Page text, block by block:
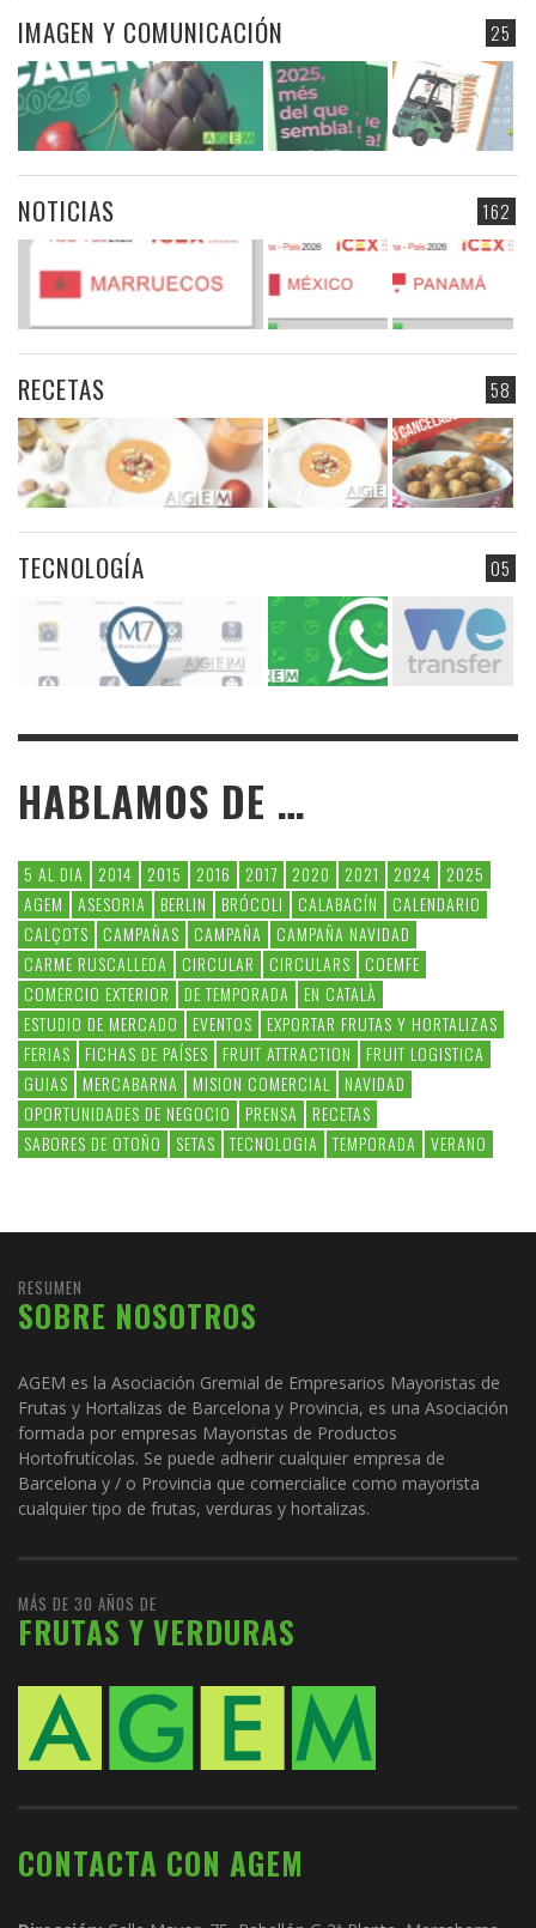
25
IMAGEN Y COMUNICACIÓN
162
NOTICIAS
58
RECETAS
05
TECNOLOGÍA
HABLAMOS DE …
5 AL DIA 2014 2015 2016 2017 2020 2021 2024
2025
AGEM
ASESORIA BERLIN BRÓCOLI CALABACÍN
CALENDARIO
CALÇOTS
CAMPAÑAS CAMPAÑA
CAMPAÑA NAVIDAD
CARME RUSCALLEDA
CIRCULAR CIRCULARS
COEMFE
COMERCIO EXTERIOR
DE TEMPORADA
EN CATALÀ
ESTUDIO DE MERCADO
EVENTOS
EXPORTAR FRUTAS Y HORTALIZAS
FERIAS
FICHAS DE PAÍSES FRUIT ATTRACTION
FRUIT LOGISTICA
GUIAS
MERCABARNA MISION COMERCIAL
NAVIDAD
OPORTUNIDADES DE NEGOCIO
PRENSA
RECETAS
SABORES DE OTOÑO
SETAS TECNOLOGIA TEMPORADA VERANO
RESUMEN
SOBRE NOSOTROS
AGEM es la Asociación Gremial de Empresarios Mayoristas de
Frutas y Hortalizas de Barcelona y Provincia, es una Asociación
formada por empresas Mayoristas de Productos
Hortofrutícolas. Se puede adherir cualquier empresa de
Barcelona y / o Provincia que comercialice como mayorista
cualquier tipo de frutas, verduras y hortalizas.
MÁS DE 30 AÑOS DE
FRUTAS Y VERDURAS
CONTACTA CON AGEM